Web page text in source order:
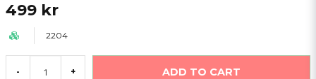
499 kr
2204
- + ADD TO CART